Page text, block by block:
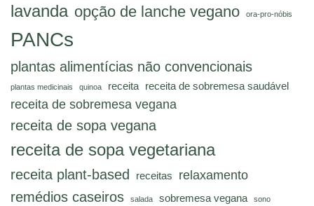
lavanda opção de lanche vegano ora-pro-nóbis
PANCs
plantas alimentícias não convencionais
plantas medicinais quinoa receita receita de sobremesa saudável
receita de sobremesa vegana
receita de sopa vegana
receita de sopa vegetariana
receita plant-based receitas relaxamento
remédios caseiros salada sobremesa vegana sono